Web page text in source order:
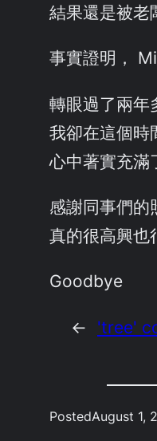
結果還是被老
事實證明，
轉眼過了兩年
我卻在這個時
心中著實充滿
感謝同事們的
真的很高興也
Goodbye
← 'tree'
PostedAugust 1,